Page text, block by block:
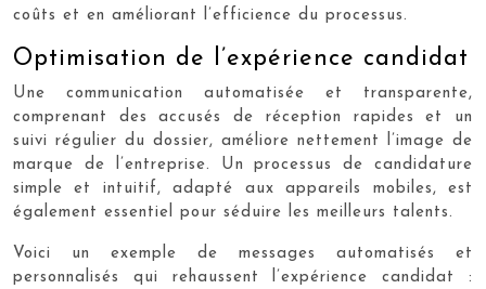
coûts et en améliorant l’efficience du processus.
Optimisation de l’expérience candidat
Une communication automatisée et transparente,
comprenant des accusés de réception rapides et un
suivi régulier du dossier, améliore nettement l’image de
marque de l’entreprise. Un processus de candidature
simple et intuitif, adapté aux appareils mobiles, est
également essentiel pour séduire les meilleurs talents.
Voici un exemple de messages automatisés et
personnalisés qui rehaussent l’expérience candidat :